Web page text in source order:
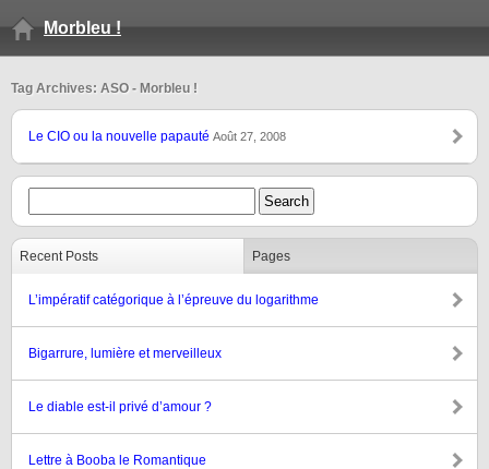
Morbleu !
Tag Archives: ASO - Morbleu !
Le CIO ou la nouvelle papauté Août 27, 2008
Recent Posts Pages
L’impératif catégorique à l’épreuve du logarithme
Bigarrure, lumière et merveilleux
Le diable est-il privé d’amour ?
Lettre à Booba le Romantique